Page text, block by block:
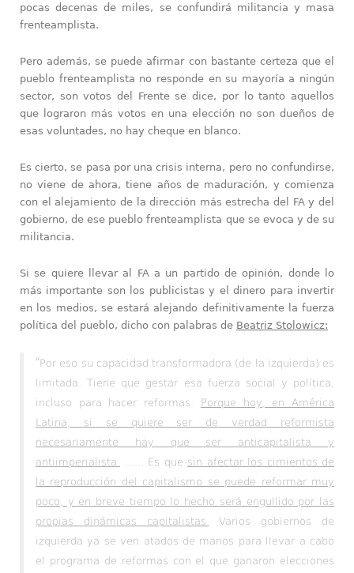
pocas decenas de miles, se confundirá militancia y masa
frenteamplista.
Pero además, se puede afirmar con bastante certeza que el
pueblo frenteamplista no responde en su mayoría a ningún
sector, son votos del Frente se dice, por lo tanto aquellos
que lograron más votos en una elección no son dueños de
esas voluntades, no hay cheque en blanco.
Es cierto, se pasa por una crisis interna, pero no confundirse,
no viene de ahora, tiene años de maduración, y comienza
con el alejamiento de la dirección más estrecha del FA y del
gobierno, de ese pueblo frenteamplista que se evoca y de su
militancia.
Si se quiere llevar al FA a un partido de opinión, donde lo
más importante son los publicistas y el dinero para invertir
en los medios, se estará alejando definitivamente la fuerza
política del pueblo, dicho con palabras de Beatriz Stolowicz:
“Por eso su capacidad transformadora (de la izquierda) es
limitada. Tiene que gestar esa fuerza social y política,
incluso para hacer reformas. Porque hoy, en América
Latina, si se quiere ser de verdad reformista
necesariamente hay que ser anticapitalista y
antiimperialista.
...... Es que sin afectar los cimientos de
la reproducción del capitalismo se puede reformar muy
poco, y en breve tiempo lo hecho será engullido por las
propias dinámicas capitalistas.
Varios gobiernos de
izquierda ya se ven atados de manos para llevar a cabo
el programa de reformas con el que ganaron elecciones